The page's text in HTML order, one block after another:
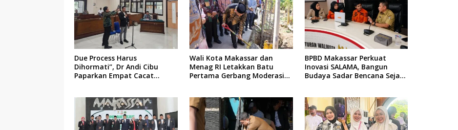
Due Process Harus
Dihormati”, Dr Andi Cibu
Paparkan Empat Cacat
Wali Kota Makassar dan
Menag RI Letakkan Batu
Pertama Gerbang Moderasi
BPBD Makassar Perkuat
Inovasi SALAMA, Bangun
Budaya Sadar Bencana Sejak